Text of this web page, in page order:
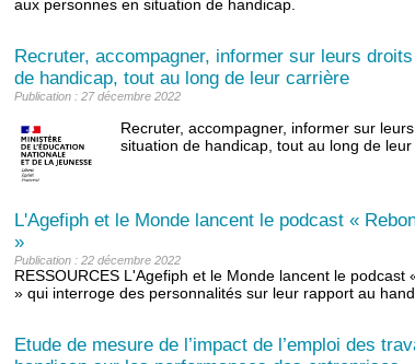
aux personnes en situation de handicap.
Recruter, accompagner, informer sur leurs
de handicap, tout au long de leur carrière
Publication : 27 décembre 2022
Recruter, accompagner, informer sur
situation de handicap, tout au long de
L'Agefiph et le Monde lancent le podcast «
»
Publication : 22 décembre 2022
RESSOURCES L'Agefiph et le Monde lancent le
» qui interroge des personnalités sur leur rapport au
Etude de mesure de l’impact de l’emploi des